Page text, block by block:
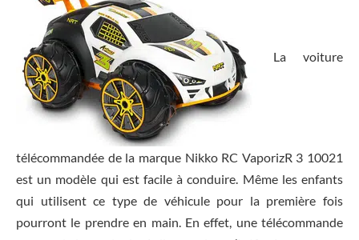
La voiture
télécommandée de la marque Nikko RC VaporizR 3 10021
est un modèle qui est facile à conduire. Même les enfants
qui utilisent ce type de véhicule pour la première fois
pourront le prendre en main. En effet, une télécommande